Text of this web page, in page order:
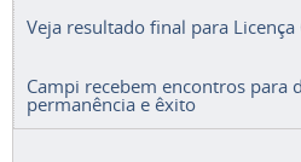
Veja resultado final para Licença
Campi recebem encontros para
permanência e êxito